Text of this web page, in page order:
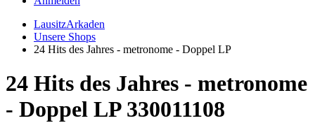
LausitzArkaden
Unsere Shops
24 Hits des Jahres - metronome - Doppel LP
24 Hits des Jahres - metronome
- Doppel LP 330011108